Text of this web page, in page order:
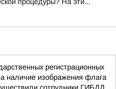
регистрационных
наличие изображения флага